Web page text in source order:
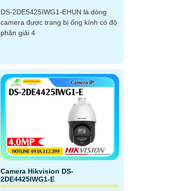
DS-2DE5425IWG1-EHUN là dòng
camera được trang bị ống kính có độ
phân giải 4
Camera Hikvision DS-
2DE4425IWG1-E